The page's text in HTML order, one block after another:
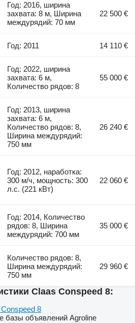
Год: 2016, ширина
захвата: 8 м, Ширина
междурядий: 70 мм
22 500 €
Год: 2011 14 110 €
Год: 2022, ширина
захвата: 6 м,
Количество рядов: 8
55 000 €
Год: 2013, ширина
захвата: 6 м,
Количество рядов: 8,
Ширина междурядий:
750 мм
26 240 €
Год: 2012, наработка:
300 м/ч, мощность: 300
л.с. (221 кВт)
22 060 €
Год: 2014, Количество
рядов: 8, Ширина
междурядий: 700 мм
35 000 €
Количество рядов: 8,
Ширина междурядий:
750 мм
29 960 €
Claas Conspeed 8:
8
базы объявлений Agroline